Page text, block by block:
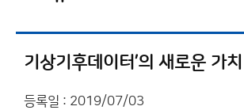
등록일 : 2019/07/03